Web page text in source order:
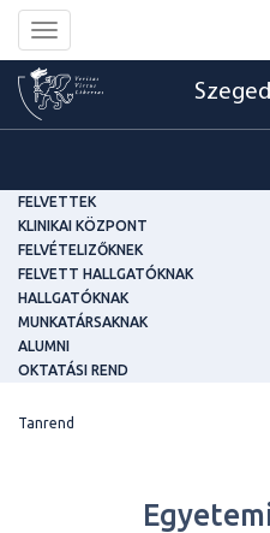
Toggle
navigation
FELVETTEK
KLINIKAI KÖZPONT
FELVÉTELIZŐKNEK
FELVETT HALLGATÓKNAK
HALLGATÓKNAK
MUNKATÁRSAKNAK
ALUMNI
OKTATÁSI REND
Tanrend